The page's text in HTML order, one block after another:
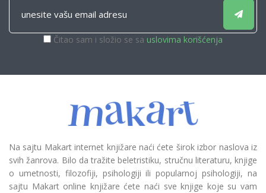
Čitao sam i složio se sa uslovima korišćenja
Na sajtu Makart internet knjižare naći ćete širok izbor naslova iz
svih žanrova. Bilo da tražite beletristiku, stručnu literaturu, knjige
o umetnosti, filozofiji, psihologiji ili popularnoj psihologiji, na
sajtu Makart online knjižare ćete naći sve knjige koje su vam